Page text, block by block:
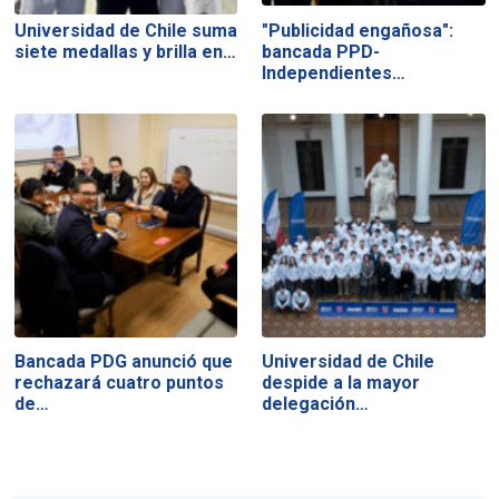
Universidad de Chile suma
siete medallas y brilla en…
"Publicidad engañosa":
bancada PPD-
Independientes…
Bancada PDG anunció que
rechazará cuatro puntos
de…
Universidad de Chile
despide a la mayor
delegación…